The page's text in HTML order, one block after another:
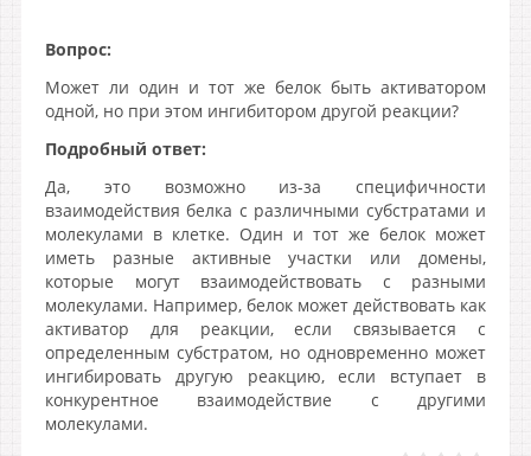
Вопрос:
Может ли один и тот же белок быть активатором
одной, но при этом ингибитором другой реакции?
Подробный ответ:
Да, это возможно из-за специфичности
взаимодействия белка с различными субстратами и
молекулами в клетке. Один и тот же белок может
иметь разные активные участки или домены,
которые могут взаимодействовать с разными
молекулами. Например, белок может действовать как
активатор для реакции, если связывается с
определенным субстратом, но одновременно может
ингибировать другую реакцию, если вступает в
конкурентное взаимодействие с другими
молекулами.